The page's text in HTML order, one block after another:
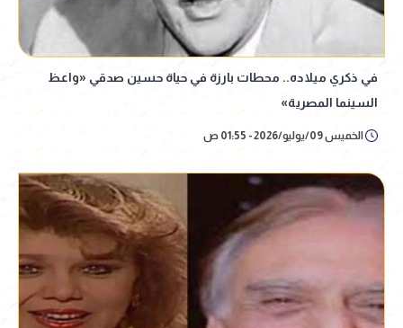
في ذكري ميلاده.. محطات بارزة في حياة حسين صدقي «واعظ
السينما المصرية»
الخميس 09/يوليو/2026 - 01:55 ص